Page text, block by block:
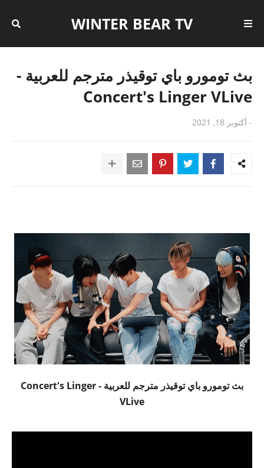
WINTER BEAR TV
بث تومورو باي توقيذر مترجم للعربية -
Concert's Linger VLive
- أكتوبر 18, 2021
بث تومورو باي توقيذر مترجم للعربية - Concert's Linger
VLive